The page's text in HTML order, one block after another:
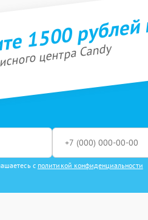
1500
центра Candy
с политикой конфиденциальности